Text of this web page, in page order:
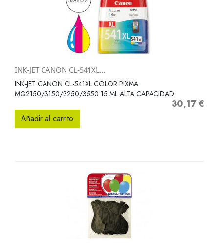
INK-JET CANON CL-541XL...
INK-JET CANON CL-541XL COLOR PIXMA
MG2150/3150/3250/3550 15 ML ALTA CAPACIDAD
Precio
30,17 €
Añadir al carrito